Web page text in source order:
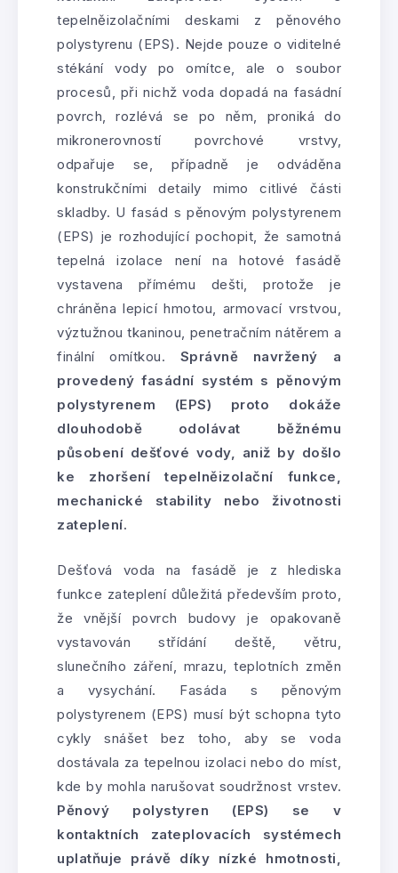
tepelněizolačními deskami z pěnového
polystyrenu (EPS). Nejde pouze o viditelné
stékání vody po omítce, ale o soubor
procesů, při nichž voda dopadá na fasádní
povrch, rozlévá se po něm, proniká do
mikronerovností povrchové vrstvy,
odpařuje se, případně je odváděna
konstrukčními detaily mimo citlivé části
skladby. U fasád s pěnovým polystyrenem
(EPS) je rozhodující pochopit, že samotná
tepelná izolace není na hotové fasádě
vystavena přímému dešti, protože je
chráněna lepicí hmotou, armovací vrstvou,
výztužnou tkaninou, penetračním nátěrem a
finální omítkou. Správně navržený a
provedený fasádní systém s pěnovým
polystyrenem (EPS) proto dokáže
dlouhodobě odolávat běžnému
působení dešťové vody, aniž by došlo
ke zhoršení tepelněizolační funkce,
mechanické stability nebo životnosti
zateplení.
Dešťová voda na fasádě je z hlediska
funkce zateplení důležitá především proto,
že vnější povrch budovy je opakovaně
vystavován střídání deště, větru,
slunečního záření, mrazu, teplotních změn
a vysychání. Fasáda s pěnovým
polystyrenem (EPS) musí být schopna tyto
cykly snášet bez toho, aby se voda
dostávala za tepelnou izolaci nebo do míst,
kde by mohla narušovat soudržnost vrstev.
Pěnový polystyren (EPS) se v
kontaktních zateplovacích systémech
uplatňuje právě díky nízké hmotnosti,